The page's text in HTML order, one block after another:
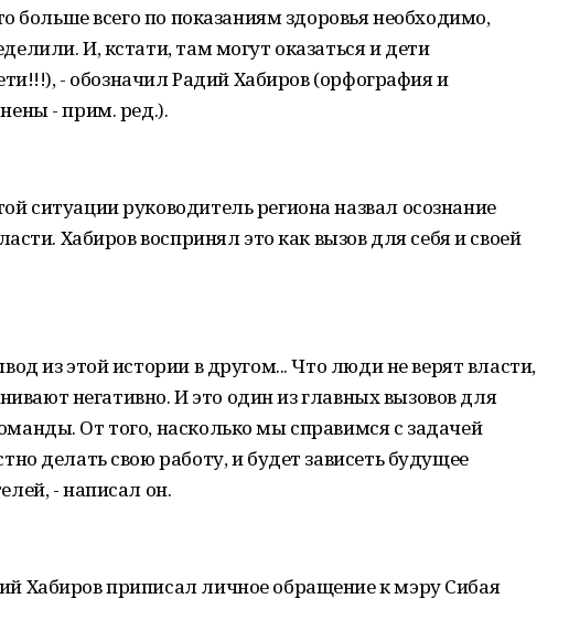
больше всего по показаниям здоровья необходимо,
И, кстати, там могут оказаться и дети
- обозначил Радий Хабиров (орфография и
- прим. ред.).
ситуации руководитель региона назвал осознание
Хабиров воспринял это как вызов для себя и своей
из этой истории в другом... Что люди не верят власти,
негативно. И это один из главных вызовов для
От того, насколько мы справимся с задачей
делать свою работу, и будет зависеть будущее
- написал он.
Хабиров приписал личное обращение к мэру Сибая